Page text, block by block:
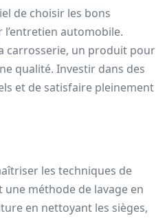
de choisir les bons
automobile.
carrosserie, un produit pour
qualité. Investir dans des
et de satisfaire pleinement
les techniques de
méthode de lavage en
en nettoyant les sièges,